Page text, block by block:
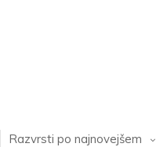
Razvrsti po najnovejšem